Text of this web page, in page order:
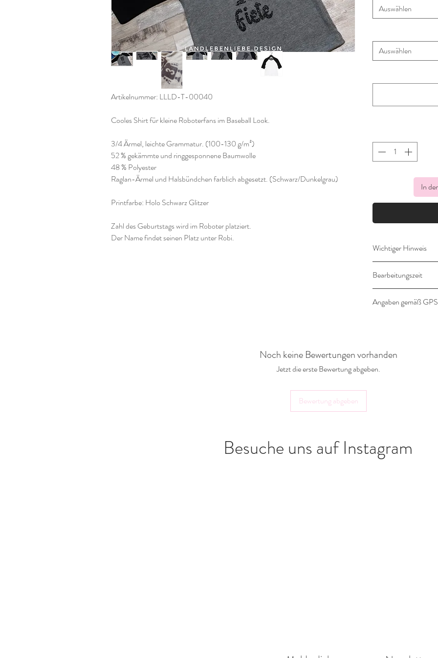
Artikelnummer: LLLD-T-00040
Cooles Shirt für kleine Roboterfans im Baseball Look.
3/4 Ärmel, leichte Grammatur. (100-130 g/m²)
52 % gekämmte und ringgesponnene Baumwolle
48 % Polyester
Raglan-Ärmel und Halsbündchen farblich abgesetzt. (Schwarz/Dunkelgrau)
Printfarbe: Holo Schwarz Glitzer
Zahl des Geburtstags wird im Roboter platziert.
Der Name findet seinen Platz unter Robi.
Auswählen
Auswählen
In
Wichtiger Hinweis
Umtausch ist daher
Bearbeitungszeit
Angaben gemäß
Landlebenliebe Design
Gräfter Weg 18a
Noch keine Bewertungen vorhanden
Jetzt die erste Bewertung abgeben.
Bewertung abgeben
Besuche uns auf Instagram